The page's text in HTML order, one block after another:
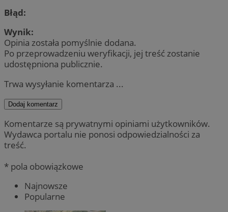
Błąd:
Wynik:
Opinia została pomyślnie dodana.
Po przeprowadzeniu weryfikacji, jej treść zostanie
udostępniona publicznie.
Trwa wysyłanie komentarza ...
Dodaj komentarz
Komentarze są prywatnymi opiniami użytkowników.
Wydawca portalu nie ponosi odpowiedzialności za
treść.
* pola obowiązkowe
Najnowsze
Popularne